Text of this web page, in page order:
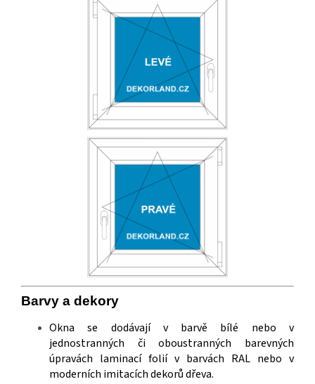
Barvy a dekory
Okna se dodávají v barvě bílé nebo v
jednostranných či oboustranných barevných
úpravách laminací folií v barvách RAL nebo v
moderních imitacích dekorů dřeva.